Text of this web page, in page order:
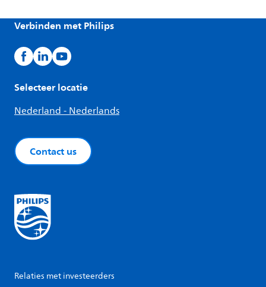
Verbinden met Philips
Selecteer locatie
Nederland - Nederlands
Contact us
Relaties met investeerders